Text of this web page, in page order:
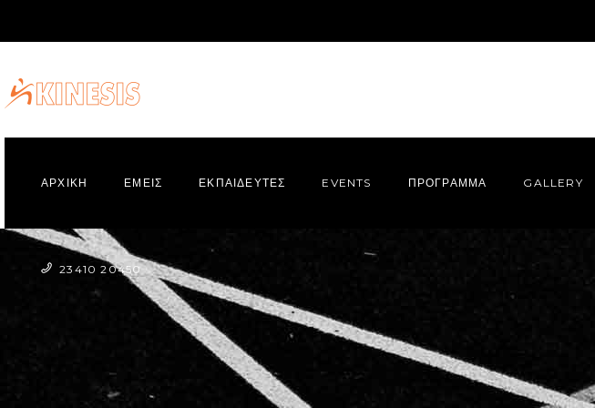
ΑΡΧΙΚΗ ΕΜΕΙΣ ΕΚΠΑΙΔΕΥΤΕΣ EVENTS ΠΡΌΓΡΑΜΜΑ GALLERY
23410 20450